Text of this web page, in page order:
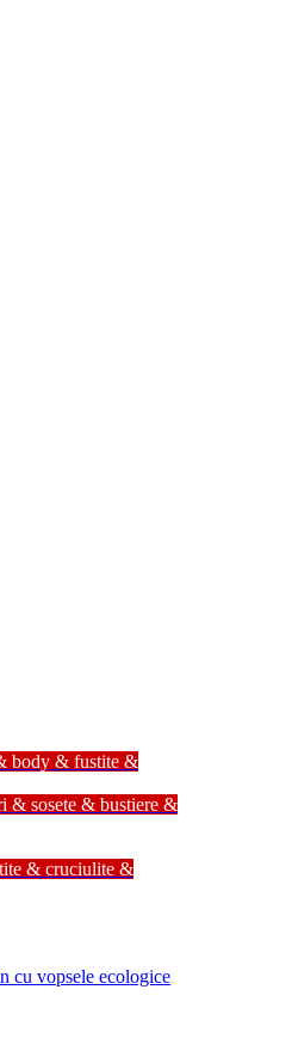
body & fustite &
& sosete & bustiere &
& cruciulite &
cu vopsele ecologice